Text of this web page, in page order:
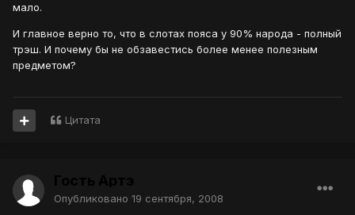
мало.
И главное верно то, что в слотах пояса у 90% народа - полный
трэш. И почему бы не обзавестись более менее полезным
предметом?
Цитата
Опубликовано 19 сентября, 2008